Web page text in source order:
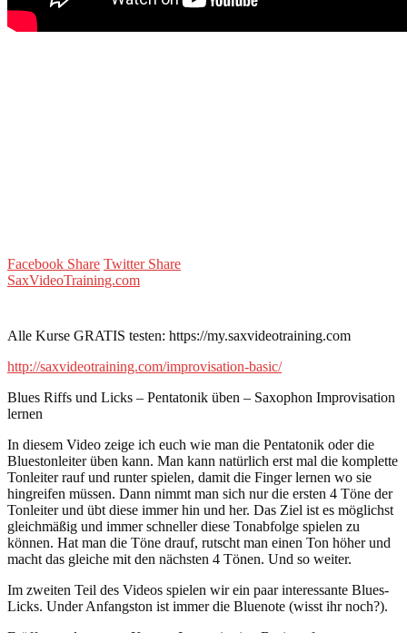
Facebook Share Twitter Share
SaxVideoTraining.com
Alle Kurse GRATIS testen: https://my.saxvideotraining.com
http://saxvideotraining.com/improvisation-basic/
Blues Riffs und Licks – Pentatonik üben – Saxophon Improvisation
lernen
In diesem Video zeige ich euch wie man die Pentatonik oder die
Bluestonleiter üben kann. Man kann natürlich erst mal die komplette
Tonleiter rauf und runter spielen, damit die Finger lernen wo sie
hingreifen müssen. Dann nimmt man sich nur die ersten 4 Töne der
Tonleiter und übt diese immer hin und her. Das Ziel ist es möglichst
gleichmäßig und immer schneller diese Tonabfolge spielen zu
können. Hat man die Töne drauf, rutscht man einen Ton höher und
macht das gleiche mit den nächsten 4 Tönen. Und so weiter.
Im zweiten Teil des Videos spielen wir ein paar interessante Blues-
Licks. Under Anfangston ist immer die Bluenote (wisst ihr noch?).